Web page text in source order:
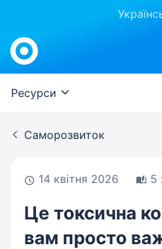
Work.ua
Ресурси
Саморозвиток
14 квітня 2026 5
Це токсична
вам просто